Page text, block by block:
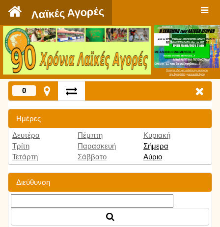
Λαϊκές Αγορές
Πατήστε εδώ για να δείτε την εκπομπή
την Τρίτη 9:00 μμ και κάθε Τρίτη
0
Ημέρες
Δευτέρα
Τρίτη
Τετάρτη
Πέμπτη
Παρασκευή
Σάββατο
Κυριακή
Σήμερα
Αύριο
Διεύθυνση